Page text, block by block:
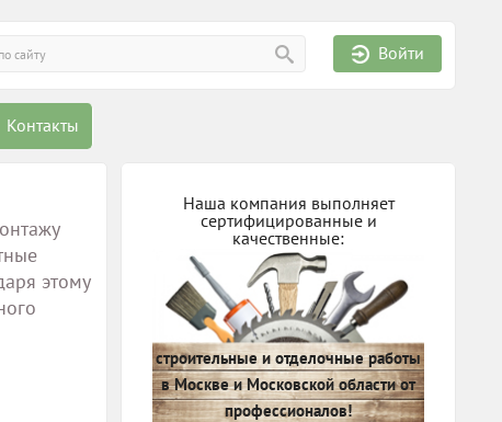
Войти
Контакты
этому
Наша компания выполняет
сертифицированные и
качественные:
строительные и отделочные работы
в Москве и Московской области от
профессионалов!